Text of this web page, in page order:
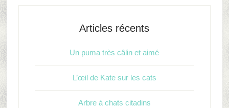
Articles récents
Un puma très câlin et aimé
L’œil de Kate sur les cats
Arbre à chats citadins